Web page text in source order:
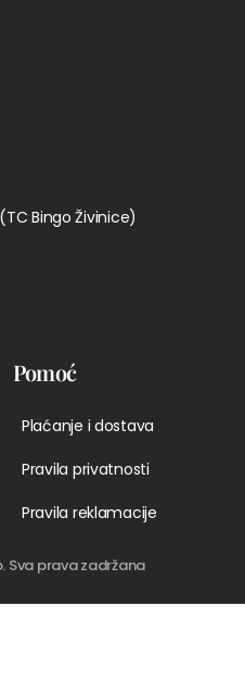
Bingo Živinice)
Pomoć
Plaćanje i dostava
Pravila privatnosti
Pravila reklamacije
Sva prava zadržana